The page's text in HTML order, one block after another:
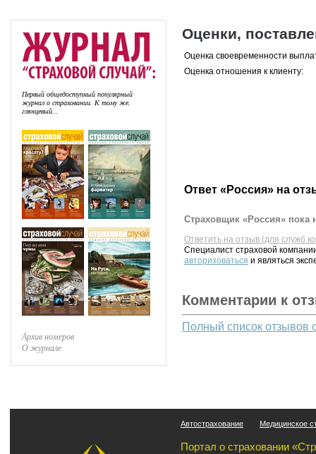
Первый общедоступный популярный
журнал о страховании. К тому же,
глянцевый...
Архив номеров
О журнале
Оценки,
Оценка своевременности
Оценка отношения к клиенту:
Ответ «Россия» на
Страховщик «Россия» пока
Ответить на отзыв (для служб
Специалист страховой
авторизоваться и являться
Комментарии к
Полный список отзывов
Автострахование Медицинское
Портал о страховании